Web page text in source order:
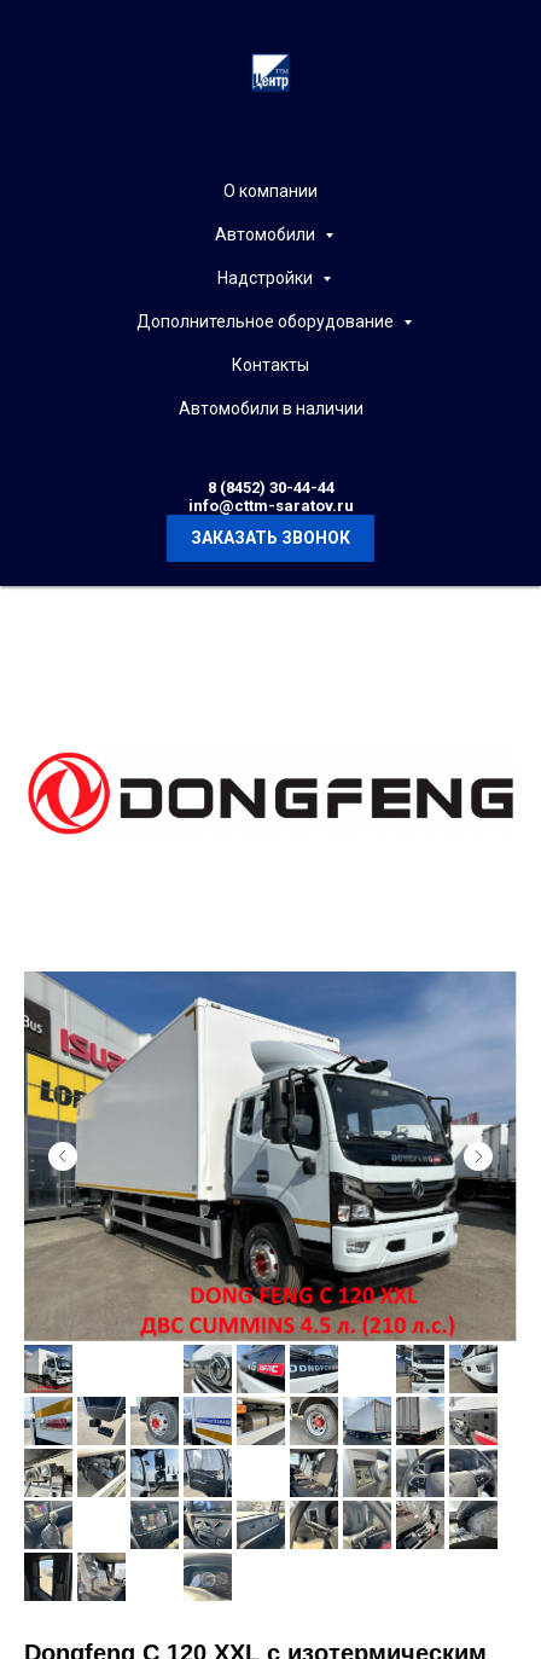
О компании
Автомобили
Надстройки
Дополнительное оборудование
Контакты
Автомобили в наличии
8 (8452) 30-44-44
info@cttm-saratov.ru
ЗАКАЗАТЬ ЗВОНОК
Dongfeng C 120 XXL с изотермическим